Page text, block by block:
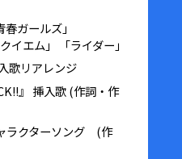
ガールズ」
イエム」 「ライダー」
歌リアレンジ
』 挿入歌 (作詞・作
ラクターソング (作